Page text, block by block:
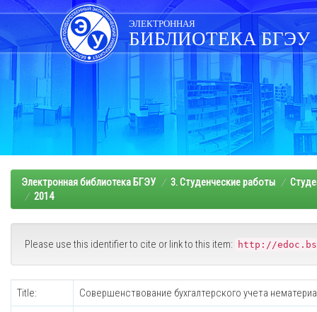
Skip
navigation
ЭЛЕКТРОННАЯ
БИБЛИОТЕКА БГЭУ
Электронная библиотека БГЭУ 3. Студенческие работы
2014
Please use this identifier to cite or link to this item: http://
Title: Совершенствование бухгалтерского учета